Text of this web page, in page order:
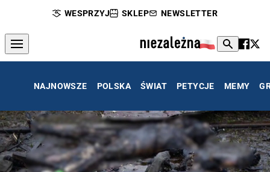
WESPRZYJ SKLEP NEWSLETTER
NAJNOWSZE POLSKA ŚWIAT PETYCJE MEMY